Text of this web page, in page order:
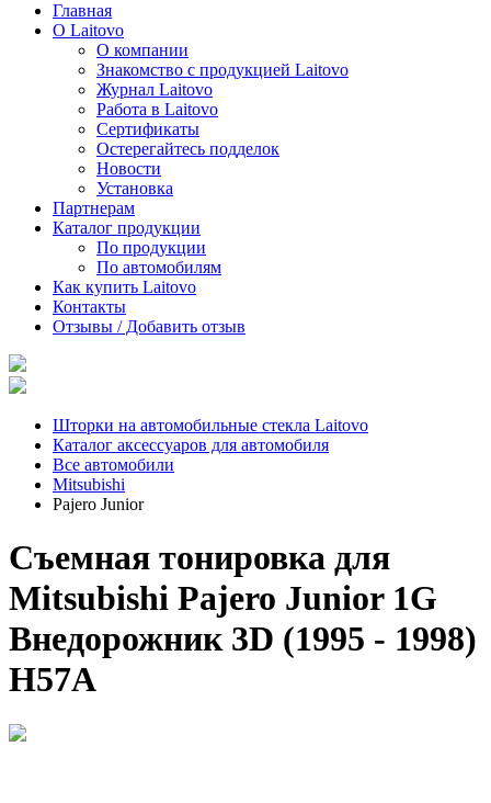
Главная
О Laitovo
О компании
Знакомство с продукцией Laitovo
Журнал Laitovo
Работа в Laitovo
Сертификаты
Остерегайтесь подделок
Новости
Установка
Партнерам
Каталог продукции
По продукции
По автомобилям
Как купить Laitovo
Контакты
Отзывы / Добавить отзыв
Шторки на автомобильные стекла Laitovo
Каталог аксессуаров для автомобиля
Все автомобили
Mitsubishi
Pajero Junior
Съемная тонировка для
Mitsubishi Pajero Junior 1G
Внедорожник 3D (1995 - 1998)
H57A